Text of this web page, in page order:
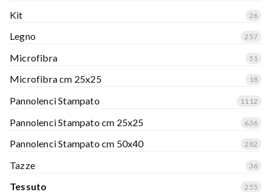
Kit 26
Legno 257
Microfibra 51
Microfibra cm 25x25 18
Pannolenci Stampato 1112
Pannolenci Stampato cm 25x25 636
Pannolenci Stampato cm 50x40 282
Tazze 36
Tessuto 255